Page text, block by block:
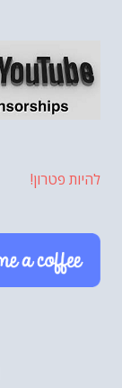
להיות פטרון!